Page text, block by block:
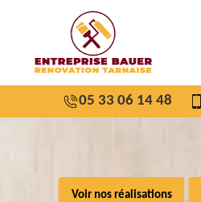
05 33 06 14 48
Voir nos réalisations